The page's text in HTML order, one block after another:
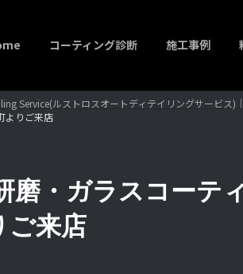
コーティング診断 施工事例
Service(ルストロスオートディテイリングサービス)
よりご来店
磨・ガラスコーテ
ご来店